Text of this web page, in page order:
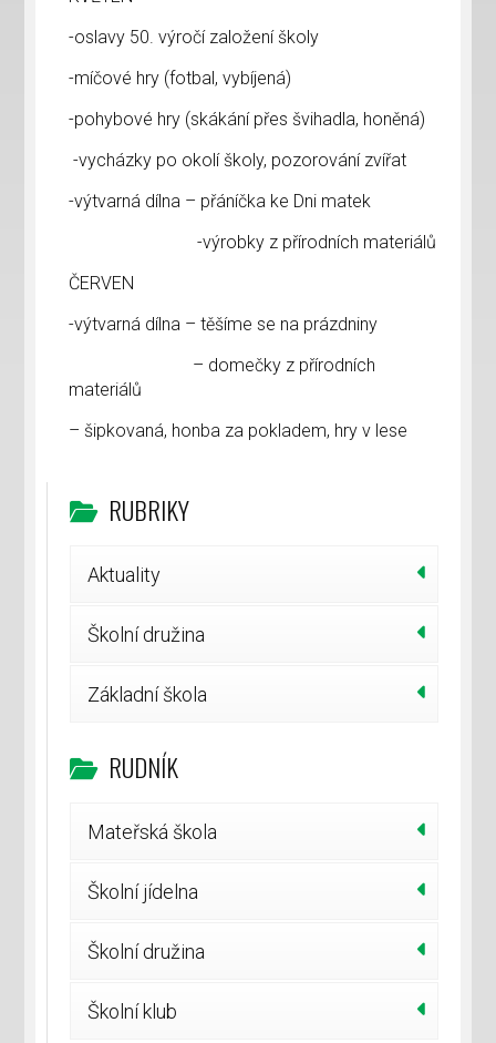
-oslavy 50. výročí založení školy
-míčové hry (fotbal, vybíjená)
-pohybové hry (skákání přes švihadla, honěná)
-vycházky po okolí školy, pozorování zvířat
-výtvarná dílna – přáníčka ke Dni matek
-výrobky z přírodních materiálů
ČERVEN
-výtvarná dílna – těšíme se na prázdniny
– domečky z přírodních
materiálů
– šipkovaná, honba za pokladem, hry v lese
RUBRIKY
Aktuality
Školní družina
Základní škola
RUDNÍK
Mateřská škola
Školní jídelna
Školní družina
Školní klub